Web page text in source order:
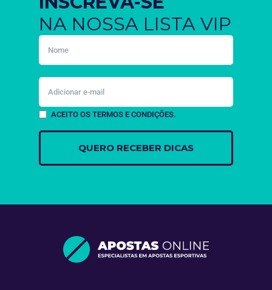
NA NOSSA LISTA VIP
ACEITO OS TERMOS E CONDIÇÕES.